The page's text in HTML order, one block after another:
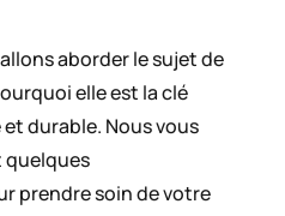
aborder le sujet de
elle est la clé
durable. Nous vous
quelques
prendre soin de votre